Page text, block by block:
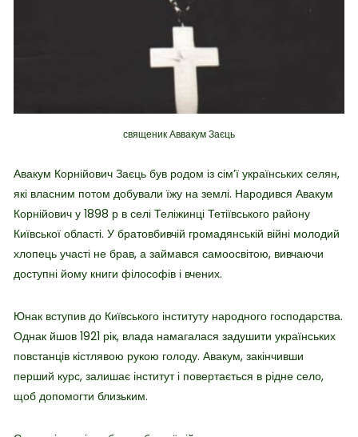
священик Аввакум Заєць
Авакум Корнійович Заєць був родом із сім’ї українських селян,
які власним потом добували їжу на землі. Народився Авакум
Корнійович у 1898 р в селі Теліжинці Тетіївського району
Київської області. У братовбивчій громадянській війні молодий
хлопець участі не брав, а займався самоосвітою, вивчаючи
доступні йому книги філософів і вчених.
Юнак вступив до Київського інституту народного господарства.
Однак йшов 1921 рік, влада намагалася задушити українських
повстанців кістлявою рукою голоду. Авакум, закінчивши
перший курс, залишає інститут і повертається в рідне село,
щоб допомогти близьким.